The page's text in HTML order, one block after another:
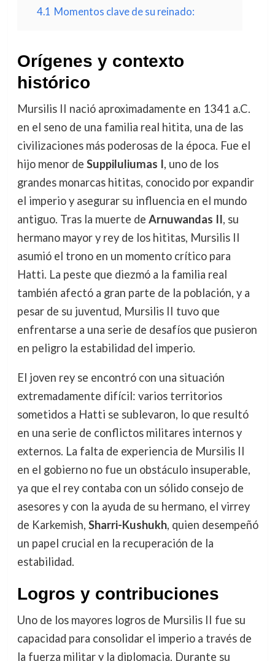
4.1 Momentos clave de su reinado:
Orígenes y contexto
histórico
Mursilis II nació aproximadamente en 1341 a.C.
en el seno de una familia real hitita, una de las
civilizaciones más poderosas de la época. Fue el
hijo menor de Suppiluliumas I, uno de los
grandes monarcas hititas, conocido por expandir
el imperio y asegurar su influencia en el mundo
antiguo. Tras la muerte de Arnuwandas II, su
hermano mayor y rey de los hititas, Mursilis II
asumió el trono en un momento crítico para
Hatti. La peste que diezmó a la familia real
también afectó a gran parte de la población, y a
pesar de su juventud, Mursilis II tuvo que
enfrentarse a una serie de desafíos que pusieron
en peligro la estabilidad del imperio.
El joven rey se encontró con una situación
extremadamente difícil: varios territorios
sometidos a Hatti se sublevaron, lo que resultó
en una serie de conflictos militares internos y
externos. La falta de experiencia de Mursilis II
en el gobierno no fue un obstáculo insuperable,
ya que el rey contaba con un sólido consejo de
asesores y con la ayuda de su hermano, el virrey
de Karkemish, Sharri-Kushukh, quien desempeñó
un papel crucial en la recuperación de la
estabilidad.
Logros y contribuciones
Uno de los mayores logros de Mursilis II fue su
capacidad para consolidar el imperio a través de
la fuerza militar y la diplomacia. Durante su